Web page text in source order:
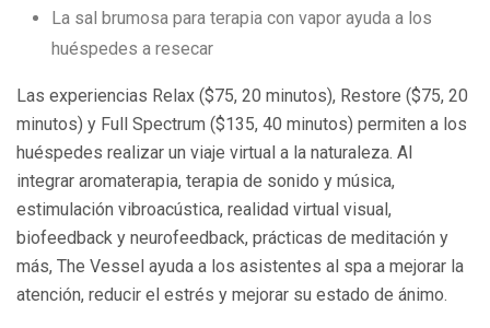
La sal brumosa para terapia con vapor ayuda a los
huéspedes a resecar
Las experiencias Relax ($75, 20 minutos), Restore ($75, 20
minutos) y Full Spectrum ($135, 40 minutos) permiten a los
huéspedes realizar un viaje virtual a la naturaleza. Al
integrar aromaterapia, terapia de sonido y música,
estimulación vibroacústica, realidad virtual visual,
biofeedback y neurofeedback, prácticas de meditación y
más, The Vessel ayuda a los asistentes al spa a mejorar la
atención, reducir el estrés y mejorar su estado de ánimo.